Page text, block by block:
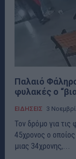
Παλαιό
φυλακές ο
ΕΙΔΗΣΕΙΣ 3
Τον δρόμο για
45χρονος ο
μιας 34χρονης,...